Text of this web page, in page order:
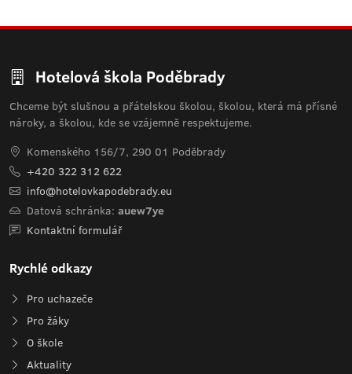
Hotelová škola Poděbrady
Chceme být slušnou a přátelskou školou, školou, která má přísné
nároky, a školou, kde se vzájemně respektujeme.
Komenského 156/7, 290 01 Poděbrady
+420 322 312 622
info@hotelovkapodebrady.eu
Datová schránka: auew7ye
Kontaktní formulář
Rychlé odkazy
Pro uchazeče
Pro žáky
O škole
Aktuality